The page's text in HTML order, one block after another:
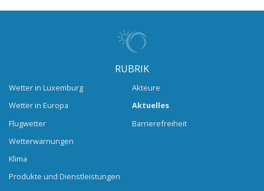
RUBRIK
Wetter in Luxemburg
Wetter in Europa
Flugwetter
Wetterwarnungen
Klima
Produkte und Dienstleistungen
Akteure
Aktuelles
Barrierefreiheit